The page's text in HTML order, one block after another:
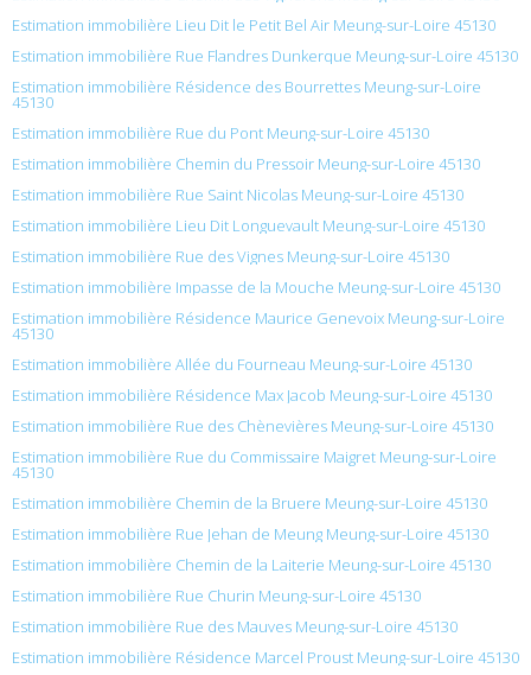
Estimation immobilière Lieu Dit le Petit Bel Air Meung-sur-Loire 45130
Estimation immobilière Rue Flandres Dunkerque Meung-sur-Loire 45130
Estimation immobilière Résidence des Bourrettes Meung-sur-Loire
45130
Estimation immobilière Rue du Pont Meung-sur-Loire 45130
Estimation immobilière Chemin du Pressoir Meung-sur-Loire 45130
Estimation immobilière Rue Saint Nicolas Meung-sur-Loire 45130
Estimation immobilière Lieu Dit Longuevault Meung-sur-Loire 45130
Estimation immobilière Rue des Vignes Meung-sur-Loire 45130
Estimation immobilière Impasse de la Mouche Meung-sur-Loire 45130
Estimation immobilière Résidence Maurice Genevoix Meung-sur-Loire
45130
Estimation immobilière Allée du Fourneau Meung-sur-Loire 45130
Estimation immobilière Résidence Max Jacob Meung-sur-Loire 45130
Estimation immobilière Rue des Chènevières Meung-sur-Loire 45130
Estimation immobilière Rue du Commissaire Maigret Meung-sur-Loire
45130
Estimation immobilière Chemin de la Bruere Meung-sur-Loire 45130
Estimation immobilière Rue Jehan de Meung Meung-sur-Loire 45130
Estimation immobilière Chemin de la Laiterie Meung-sur-Loire 45130
Estimation immobilière Rue Churin Meung-sur-Loire 45130
Estimation immobilière Rue des Mauves Meung-sur-Loire 45130
Estimation immobilière Résidence Marcel Proust Meung-sur-Loire 45130